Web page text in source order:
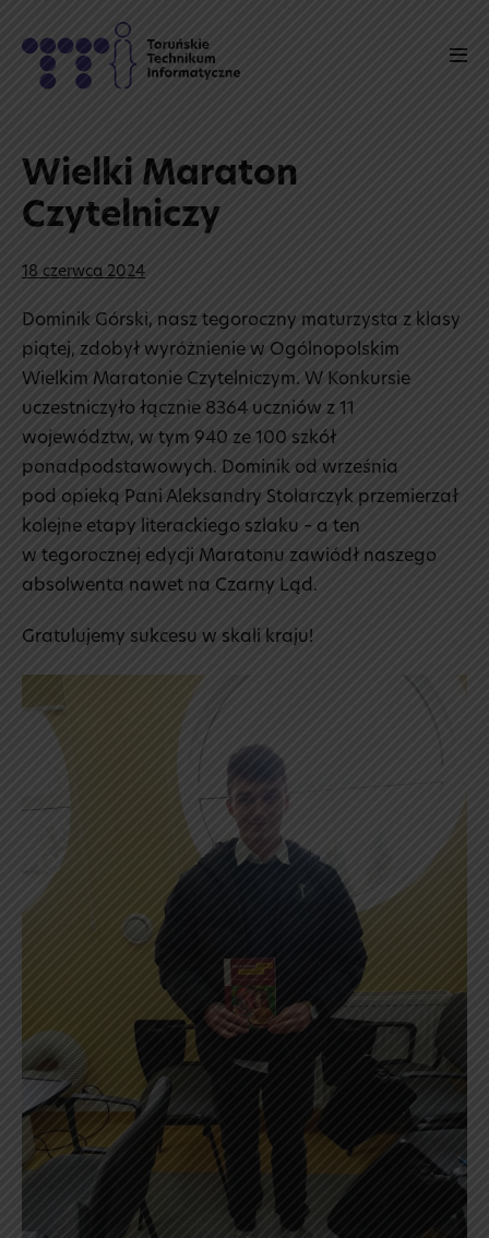
content
Wielki Maraton
Czytelniczy
18 czerwca 2024
Dominik Górski, nasz tegoroczny maturzysta z klasy
piątej, zdobył wyróżnienie w Ogólnopolskim
Wielkim Maratonie Czytelniczym. W Konkursie
uczestniczyło łącznie 8364 uczniów z 11
województw, w tym 940 ze 100 szkół
ponadpodstawowych. Dominik od września
pod opieką Pani Aleksandry Stolarczyk przemierzał
kolejne etapy literackiego szlaku – a ten
w tegorocznej edycji Maratonu zawiódł naszego
absolwenta nawet na Czarny Ląd.
Gratulujemy sukcesu w skali kraju!